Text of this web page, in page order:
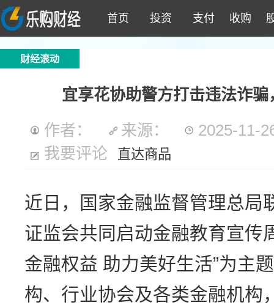
首页 投资 支付 收购
财经滚动
宜享花协助警方打击违法诈
作者：
来源：
2025-11-
我要评论
直达商品
近日，国家金融监督管理总局
证监会共同启动金融教育宣传
金融权益 助力美好生活”为主
构、行业协会及各类金融机构